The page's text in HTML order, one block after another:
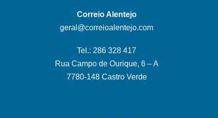
Correio Alentejo
geral@correioalentejo.com
Tel.: 286 328 417
Rua Campo de Ourique, 6 – A
7780-148 Castro Verde